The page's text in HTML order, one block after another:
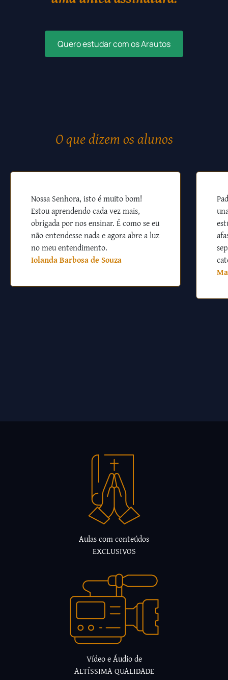
Quero estudar com os Arautos
O que dizem os alunos
Nossa Senhora, isto é muito bom!
Estou aprendendo cada vez mais,
obrigada por nos ensinar. É como se eu
não entendesse nada e agora abre a luz
no meu entendimento.
Iolanda Barbosa de Souza
Aulas com conteúdos
EXCLUSIVOS
Vídeo e Áudio de
ALTÍSSIMA QUALIDADE